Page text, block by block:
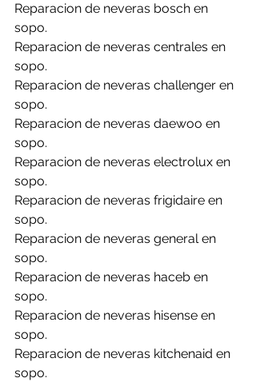
Reparacion de neveras bosch en
sopo.
Reparacion de neveras centrales en
sopo.
Reparacion de neveras challenger en
sopo.
Reparacion de neveras daewoo en
sopo.
Reparacion de neveras electrolux en
sopo.
Reparacion de neveras frigidaire en
sopo.
Reparacion de neveras general en
sopo.
Reparacion de neveras haceb en
sopo.
Reparacion de neveras hisense en
sopo.
Reparacion de neveras kitchenaid en
sopo.